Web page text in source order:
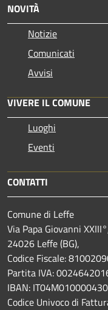
NOVITÀ
Notizie
Comunicati
Avvisi
VIVERE IL COMUNE
Luoghi
Eventi
CONTATTI
Comune di Leffe
Via Papa Giovanni
24026 Leffe (BG),
Codice Fiscale:
Partita IVA:
IBAN:
Codice Univoco di